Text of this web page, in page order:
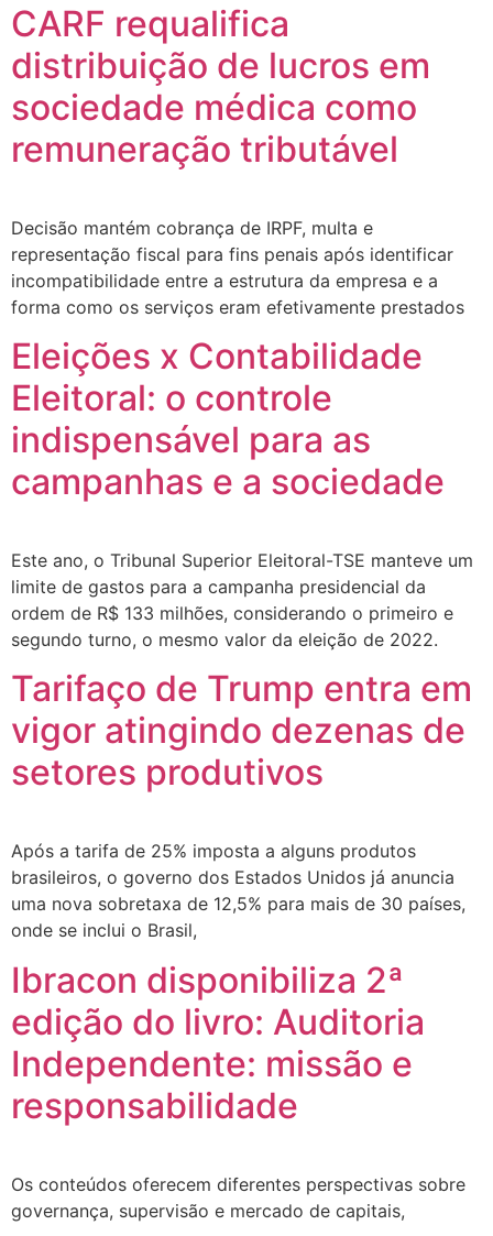
CARF requalifica
distribuição de lucros em
sociedade médica como
remuneração tributável
Decisão mantém cobrança de IRPF, multa e
representação fiscal para fins penais após identificar
incompatibilidade entre a estrutura da empresa e a
forma como os serviços eram efetivamente prestados
Eleições x Contabilidade
Eleitoral: o controle
indispensável para as
campanhas e a sociedade
Este ano, o Tribunal Superior Eleitoral-TSE manteve um
limite de gastos para a campanha presidencial da
ordem de R$ 133 milhões, considerando o primeiro e
segundo turno, o mesmo valor da eleição de 2022.
Tarifaço de Trump entra em
vigor atingindo dezenas de
setores produtivos
Após a tarifa de 25% imposta a alguns produtos
brasileiros, o governo dos Estados Unidos já anuncia
uma nova sobretaxa de 12,5% para mais de 30 países,
onde se inclui o Brasil,
Ibracon disponibiliza 2ª
edição do livro: Auditoria
Independente: missão e
responsabilidade
Os conteúdos oferecem diferentes perspectivas sobre
governança, supervisão e mercado de capitais,